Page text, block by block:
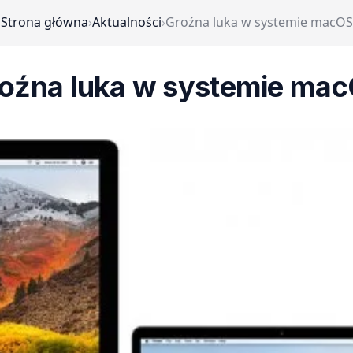
Strona główna›Aktualności›Groźna luka w systemie macOS
luka w systemie